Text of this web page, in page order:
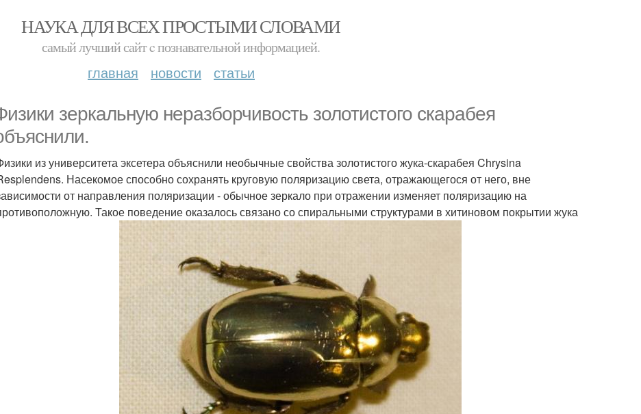
НАУКА ДЛЯ ВСЕХ ПРОСТЫМИ СЛОВАМИ
самый лучший сайт c познавательной информацией.
главная новости статьи
зеркальную неразборчивость золотистого скарабея
из университета эксетера объяснили необычные свойства золотистого жука-скарабея Chrysina
Насекомое способно сохранять круговую поляризацию света, отражающегося от него, вне
от направления поляризации - обычное зеркало при отражении изменяет поляризацию на
Такое поведение оказалось связано со спиральными структурами в хитиновом покрытии жука